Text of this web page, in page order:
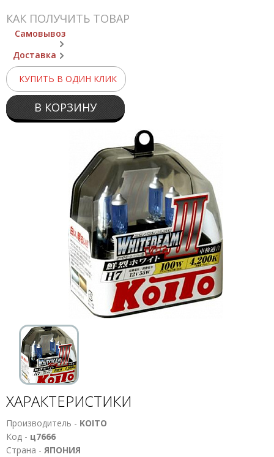
КАК ПОЛУЧИТЬ ТОВАР
Самовывоз
Доставка
КУПИТЬ В ОДИН КЛИК
В КОРЗИНУ
ХАРАКТЕРИСТИКИ
Производитель - KOITO
Код - ц7666
Страна - ЯПОНИЯ